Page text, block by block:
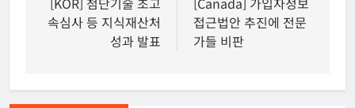
탐
색
속심사 등 지식재산처
성과 발표
접근법안 추진에 전문
가들 비판